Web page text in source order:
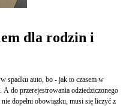
dla rodzin i
spadku auto, bo - jak to czasem w
do przerejestrowania odziedziczonego
dopełni obowiązku, musi się liczyć z